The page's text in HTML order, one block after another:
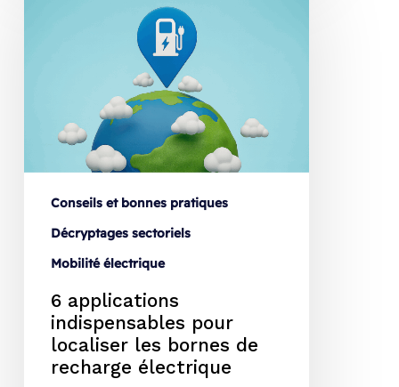
Conseils et bonnes pratiques
Décryptages sectoriels
Mobilité électrique
6 applications
indispensables pour
localiser les bornes de
recharge électrique